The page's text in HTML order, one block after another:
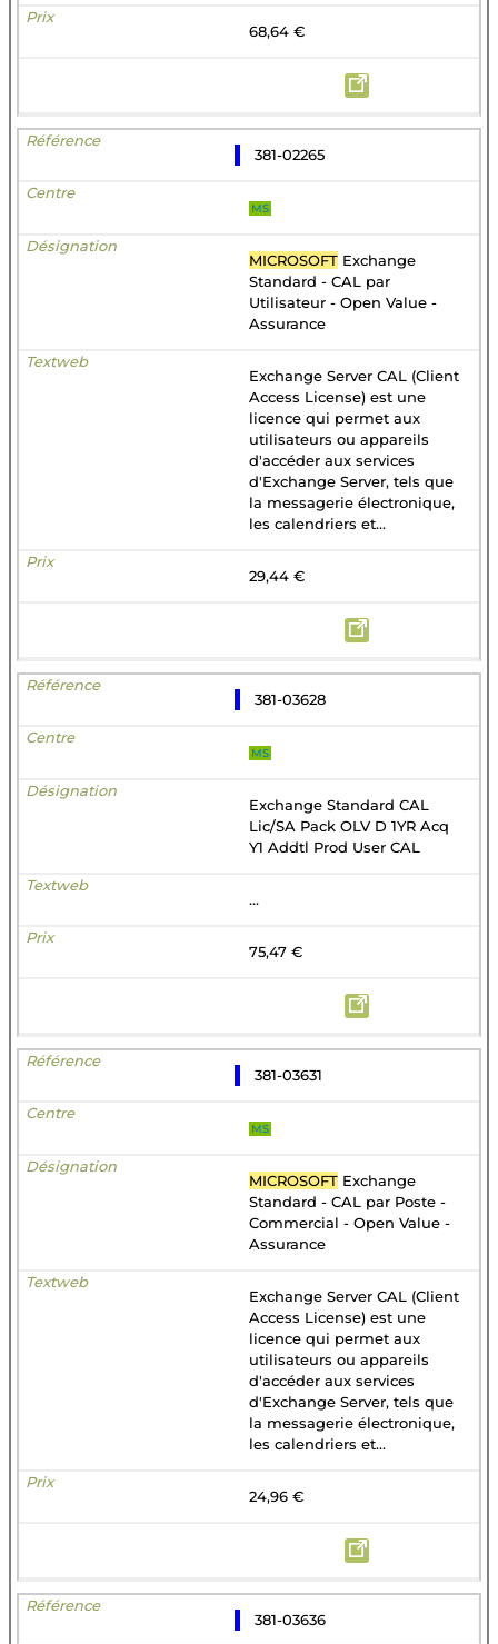
68,64 €
381-02265
MS
MICROSOFT Exchange
Standard - CAL par
Utilisateur - Open Value -
Assurance
Exchange Server CAL (Client
Access License) est une
licence qui permet aux
utilisateurs ou appareils
d'accéder aux services
d'Exchange Server, tels que
la messagerie électronique,
les calendriers et...
29,44 €
381-03628
MS
Exchange Standard CAL
Lic/SA Pack OLV D 1YR Acq
Y1 Addtl Prod User CAL
...
75,47 €
381-03631
MS
MICROSOFT Exchange
Standard - CAL par Poste -
Commercial - Open Value -
Assurance
Exchange Server CAL (Client
Access License) est une
licence qui permet aux
utilisateurs ou appareils
d'accéder aux services
d'Exchange Server, tels que
la messagerie électronique,
les calendriers et...
24,96 €
381-03636